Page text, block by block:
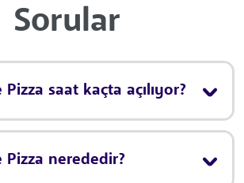
Sorular
Pizza saat kaçta açılıyor?
Pizza nerededir?